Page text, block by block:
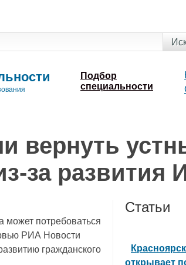
Подбор
специальности
вернуть
за развития
может потребоваться
РИА Новости
гражданского
Статьи
открывает